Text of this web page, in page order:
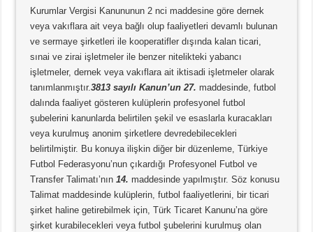
Kurumlar Vergisi Kanununun 2 nci maddesine göre dernek
veya vakıflara ait veya bağlı olup faaliyetleri devamlı bulunan
ve sermaye şirketleri ile kooperatifler dışında kalan ticari,
sınai ve zirai işletmeler ile benzer nitelikteki yabancı
işletmeler, dernek veya vakıflara ait iktisadi işletmeler olarak
tanımlanmıştır.3813 sayılı Kanun’un 27. maddesinde, futbol
dalında faaliyet gösteren kulüplerin profesyonel futbol
şubelerini kanunlarda belirtilen şekil ve esaslarla kuracakları
veya kurulmuş anonim şirketlere devredebilecekleri
belirtilmiştir. Bu konuya ilişkin diğer bir düzenleme, Türkiye
Futbol Federasyonu’nun çıkardığı Profesyonel Futbol ve
Transfer Talimatı’nın14. maddesinde yapılmıştır. Söz konusu
Talimat maddesinde kulüplerin, futbol faaliyetlerini, bir ticari
şirket haline getirebilmek için, Türk Ticaret Kanunu’na göre
şirket kurabilecekleri veya futbol şubelerini kurulmuş olan